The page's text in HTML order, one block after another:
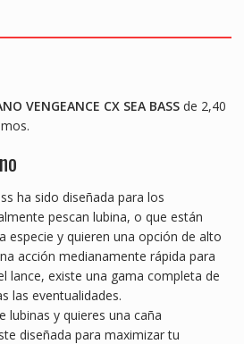
e
g
e
VENGEANCE CX SEA BASS de 2,40
ha sido diseñada para los
pescan lubina, o que están
especie y quieren una opción de alto
acción medianamente rápida para
lance, existe una gama completa de
las eventualidades.
lubinas y quieres una caña
diseñada para maximizar tu